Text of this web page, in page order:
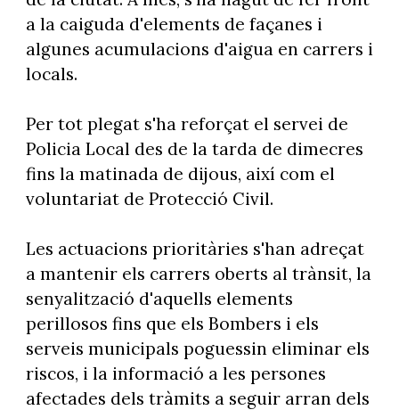
a la caiguda d'elements de façanes i
algunes acumulacions d'aigua en carrers i
locals.
Per tot plegat s'ha reforçat el servei de
Policia Local des de la tarda de dimecres
fins la matinada de dijous, així com el
voluntariat de Protecció Civil.
Les actuacions prioritàries s'han adreçat
a mantenir els carrers oberts al trànsit, la
senyalització d'aquells elements
perillosos fins que els Bombers i els
serveis municipals poguessin eliminar els
riscos, i la informació a les persones
afectades dels tràmits a seguir arran dels